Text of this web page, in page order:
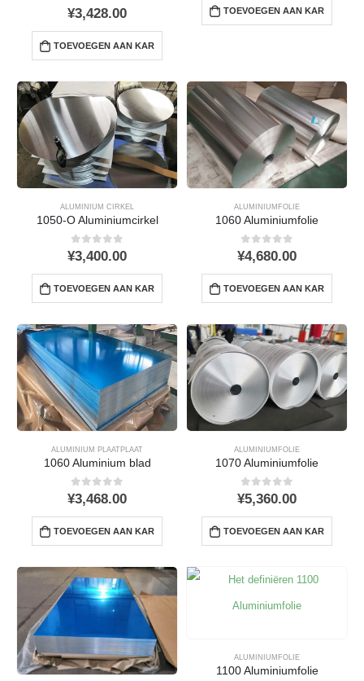
0uit 5
¥3,428.00
TOEVOEGEN AAN KAR
TOEVOEGEN AAN KAR
ALUMINIUM CIRKEL
1050-O Aluminiumcirkel
0uit 5
¥3,400.00
TOEVOEGEN AAN KAR
ALUMINIUMFOLIE
1060 Aluminiumfolie
0uit 5
¥4,680.00
TOEVOEGEN AAN KAR
ALUMINIUM PLAATPLAAT
1060 Aluminium blad
0uit 5
¥3,468.00
TOEVOEGEN AAN KAR
ALUMINIUMFOLIE
1070 Aluminiumfolie
0uit 5
¥5,360.00
TOEVOEGEN AAN KAR
ALUMINIUMFOLIE
1100 Aluminiumfolie